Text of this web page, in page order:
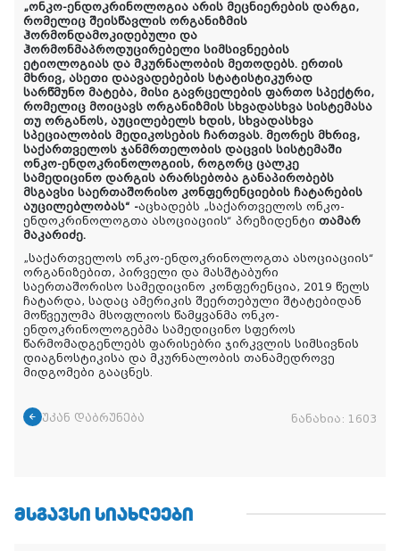
„ონკო-ენდოკრინოლოგია არის მეცნიერების დარგი,
რომელიც შეისწავლის ორგანიზმის
ჰორმონდამოკიდებული და
ჰორმონმაპროდუცირებელი სიმსივნეების
ეტიოლოგიას და მკურნალობის მეთოდებს. ერთის
მხრივ, ასეთი დაავადებების სტატისტიკურად
სარწმუნო მატება, მისი გავრცელების ფართო სპექტრი,
რომელიც მოიცავს ორგანიზმის სხვადასხვა სისტემასა
თუ ორგანოს, აუცილებელს ხდის, სხვადასხვა
სპეციალობის მედიკოსების ჩართვას. მეორეს მხრივ,
საქართველოს ჯანმრთელობის დაცვის სისტემაში
ონკო-ენდოკრინოლოგიის, როგორც ცალკე
სამედიცინო დარგის არარსებობა განაპირობებს
მსგავსი საერთაშორისო კონფერენციების ჩატარების
აუცილებლობას“ -აცხადებს „საქართველოს ონკო-
ენდოკრინოლოგთა ასოციაციის“ პრეზიდენტი თამარ
მაკარიძე.
„საქართველოს ონკო-ენდოკრინოლოგთა ასოციაციის“
ორგანიზებით, პირველი და მასშტაბური
საერთაშორისო სამედიცინო კონფერენცია, 2019 წელს
ჩატარდა, სადაც ამერიკის შეერთებული შტატებიდან
მოწვეულმა მსოფლიოს წამყვანმა ონკო-
ენდოკრინოლოგებმა სამედიცინო სფეროს
წარმომადგენლებს ფარისებრი ჯირკვლის სიმსივნის
დიაგნოსტიკისა და მკურნალობის თანამედროვე
მიდგომები გააცნეს.
უკან დაბრუნება ნანახია: 1603
ᲛᲡᲒᲐᲕᲡᲘ ᲡᲘᲐᲮᲚᲔᲔᲑᲘ